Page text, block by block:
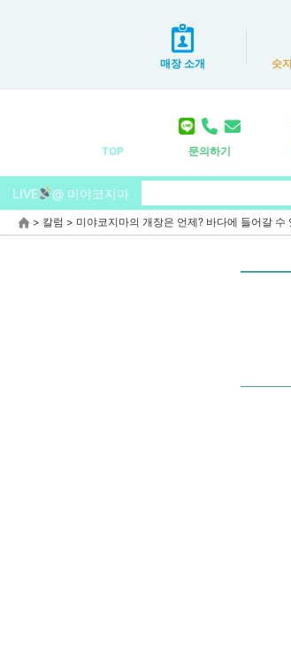
매장 소개 숫
TOP 문의하기
LIVE @ 미야코지마
> 칼럼 > 미야코지마의 개장은 언제? 바다에 들어갈